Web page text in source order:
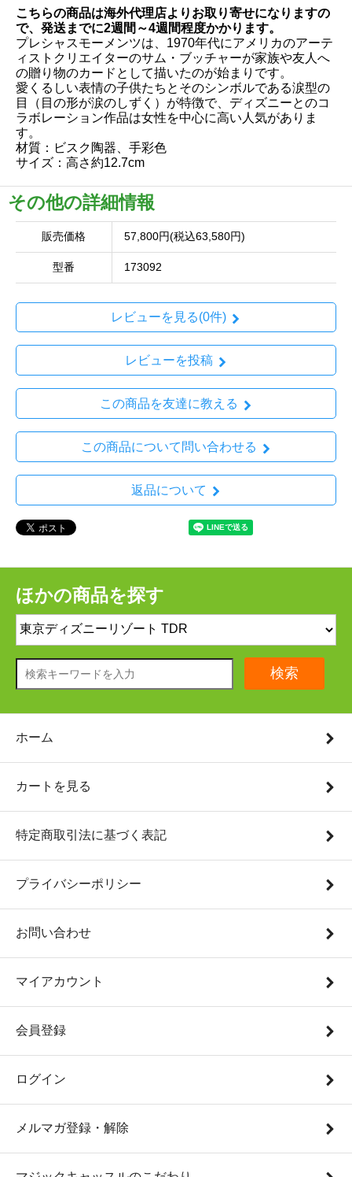
こちらの商品は海外代理店よりお取り寄せになりますの
で、発送までに2週間～4週間程度かかります。
プレシャスモーメンツは、1970年代にアメリカのアーテ
ィストクリエイターのサム・ブッチャーが家族や友人へ
の贈り物のカードとして描いたのが始まりです。
愛くるしい表情の子供たちとそのシンボルである涙型の
目（目の形が涙のしずく）が特徴で、ディズニーとのコ
ラボレーション作品は女性を中心に高い人気がありま
す。
材質：ビスク陶器、手彩色
サイズ：高さ約12.7cm
その他の詳細情報
販売価格 57,800円(税込63,580円)
型番 173092
レビューを見る(0件)
レビューを投稿
この商品を友達に教える
この商品について問い合わせる
返品について
ほかの商品を探す
検索
ホーム
カートを見る
特定商取引法に基づく表記
プライバシーポリシー
お問い合わせ
マイアカウント
会員登録
ログイン
メルマガ登録・解除